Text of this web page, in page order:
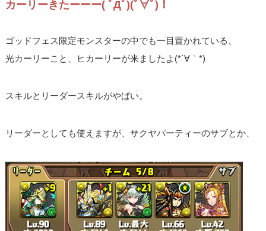
カーリーきたーーー( ﾟДﾟ)(ﾟ∀ﾟ)！
ゴッドフェス限定モンスターの中でも一目置かれている、
光カーリーこと、ヒカーリーが来ましたよ(*´∀｀*)
スキルとリーダースキルがやばい。
リーダーとしても使えますが、サクヤパーティーのサブとか、